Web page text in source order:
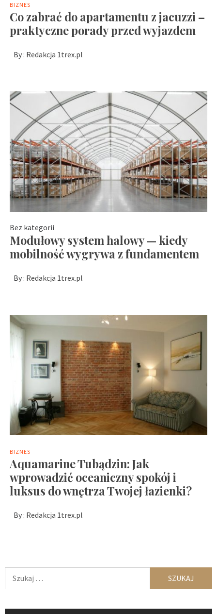
BIZNES
Co zabrać do apartamentu z jacuzzi –
praktyczne porady przed wyjazdem
By : Redakcja 1trex.pl
Bez kategorii
Modułowy system halowy — kiedy
mobilność wygrywa z fundamentem
By : Redakcja 1trex.pl
BIZNES
Aquamarine Tubądzin: Jak
wprowadzić oceaniczny spokój i
luksus do wnętrza Twojej łazienki?
By : Redakcja 1trex.pl
Szukaj: